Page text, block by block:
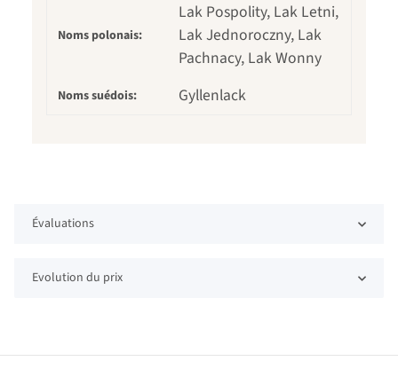
Noms polonais:
Lak Pospolity, Lak Letni,
Lak Jednoroczny, Lak
Pachnacy, Lak Wonny
Noms suédois: Gyllenlack
Évaluations
Evolution du prix